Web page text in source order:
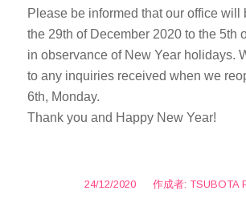
Please be informed that our office will
the 29th of December 2020 to the 5th
in observance of New Year holidays.
to any inquiries received when we
6th, Monday.
Thank you and Happy New Year!
24/12/2020
/ 作成者: TSUBOTA